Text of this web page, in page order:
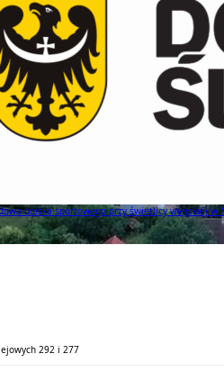
boiska sportowego przy świetlicy wiejskiej w
292 i 277